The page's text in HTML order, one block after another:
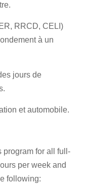
RRCD, CELI)
à un
jours de
et automobile.
program for all full-
per week and
following: